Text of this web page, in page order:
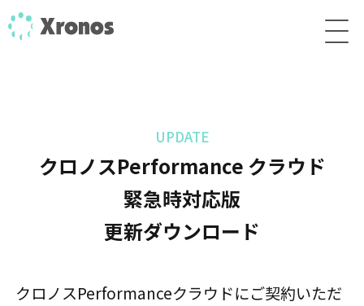
UPDATE
クロノスPerformance クラウド
緊急時対応版
更新ダウンロード
クロノスPerformanceクラウドにご契約いただ